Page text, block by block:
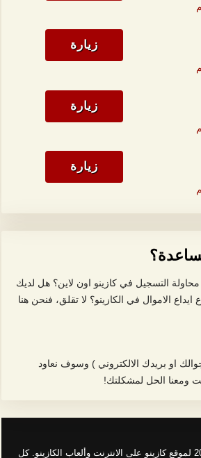
زيارة
زيارة
زيارة
التسجيل في كازينو اون لاين؟ هل لديك
الاموال في الكازينو؟ لا تقلق، فنحن هنا
او بريدك الالكتروني ) وسوف نعاود
ومعنا الحل لمشكلتك!
حق الملكية©؛2009 - 2026 لموقع كازينو على الانترنت وألعاب الكازينو. كل